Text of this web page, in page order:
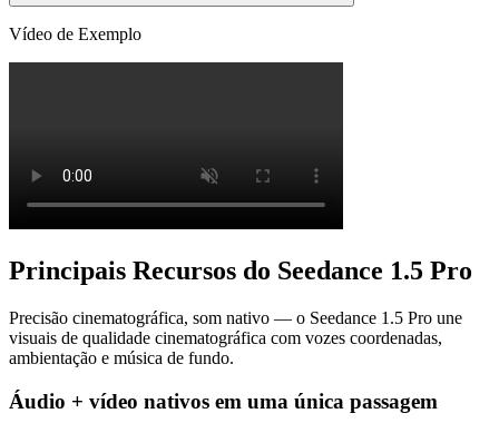
Vídeo de Exemplo
Principais Recursos do Seedance 1.5 Pro
Precisão cinematográfica, som nativo — o Seedance 1.5 Pro une
visuais de qualidade cinematográfica com vozes coordenadas,
ambientação e música de fundo.
Áudio + vídeo nativos em uma única passagem